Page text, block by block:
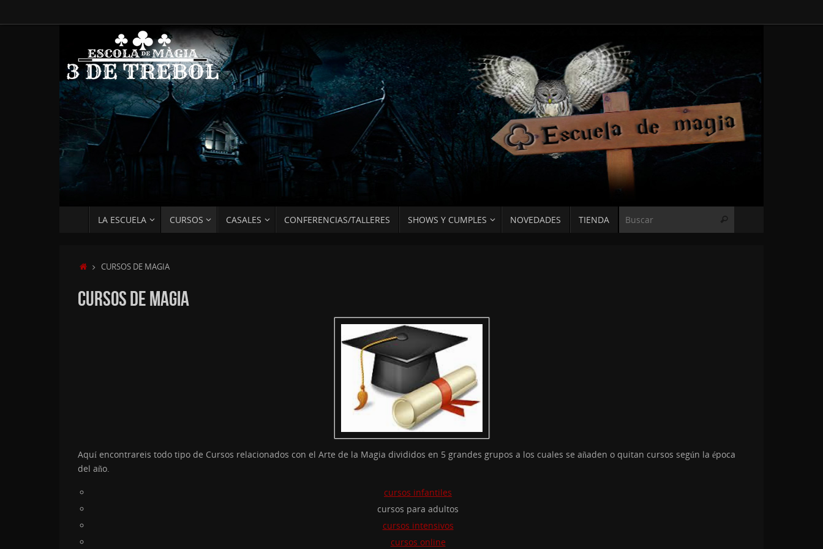
LA ESCUELA CURSOS CASALES CONFERENCIAS/TALLERES SHOWS Y CUMPLES NOVEDADES TIENDA Buscar
INICIO
CURSOS DE MAGIA
CURSOS DE MAGIA
Aquí encontrareis todo tipo de Cursos relacionados con el Arte de la Magia divididos en 5 grandes grupos a los cuales se añaden o quitan cursos según la época
del año.
cursos infantiles
cursos para adultos
cursos intensivos
cursos online